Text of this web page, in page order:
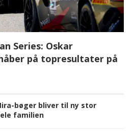
Series: Oskar
på topresultater på
bøger bliver til ny stor
familien